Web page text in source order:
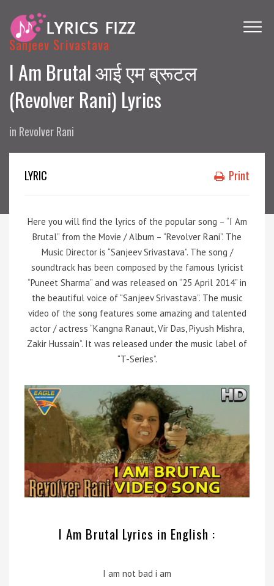
Sanjeev Srivastava
I Am Brutal आई एम ब्रूटल
(Revolver Rani) Lyrics
in Revolver Rani
LYRIC Print
Here you will find the lyrics of the popular song – “I Am
Brutal” from the Movie / Album – “Revolver Rani”. The
Music Director is “Sanjeev Srivastava”. The song /
soundtrack has been composed by the famous lyricist
“Puneet Sharma” and was released on “25 April 2014” in
the beautiful voice of “Sanjeev Srivastava”. The music
video of the song features some amazing and talented
actor / actress “Kangna Ranaut, Vir Das, Piyush Mishra,
Zakir Hussain”. It was released under the music label of
“T-Series”.
I Am Brutal Lyrics in English :
I am not bad i am